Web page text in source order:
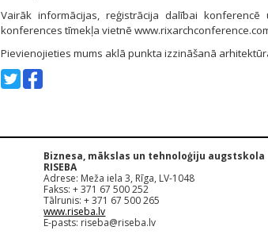
Vairāk informācijas, reģistrācija dalībai
konferences tīmekļa vietnē
Pievienojieties mums aklā punkta izzināšanā
Biznesa, mākslas un tehnoloģiju augstskola
RISEBA
Adrese: Meža iela 3, Rīga, LV-1048
Fakss: + 371 67 500 252
Tālrunis: + 371 67 500 265
www.riseba.lv
E-pasts: riseba@riseba.lv